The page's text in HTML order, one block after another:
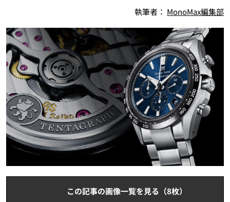
執筆者： MonoMax編集部
この記事の画像一覧を見る（8枚）